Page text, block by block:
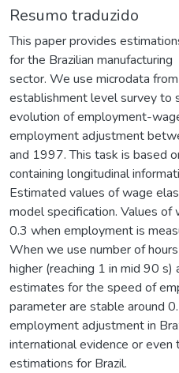
Resumo traduzido
This paper provides
for the Brazilian manufacturing
sector. We use microdata
establishment level survey to
evolution of employment-
employment adjustment
and 1997. This task is based
containing longitudinal
Estimated values of wage
model specification. Values
0.3 when employment is
When we use number of
higher (reaching 1 in mid 90 s)
estimates for the speed of
parameter are stable around
employment adjustment in
international evidence or
estimations for Brazil.